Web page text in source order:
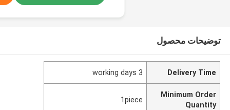
توضیحات محصول
Delivery Time
3 working days
Minimum Order
Quantity
1piece